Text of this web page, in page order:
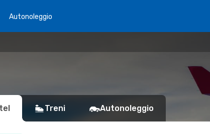
Autonoleggio
Treni Autonoleggio